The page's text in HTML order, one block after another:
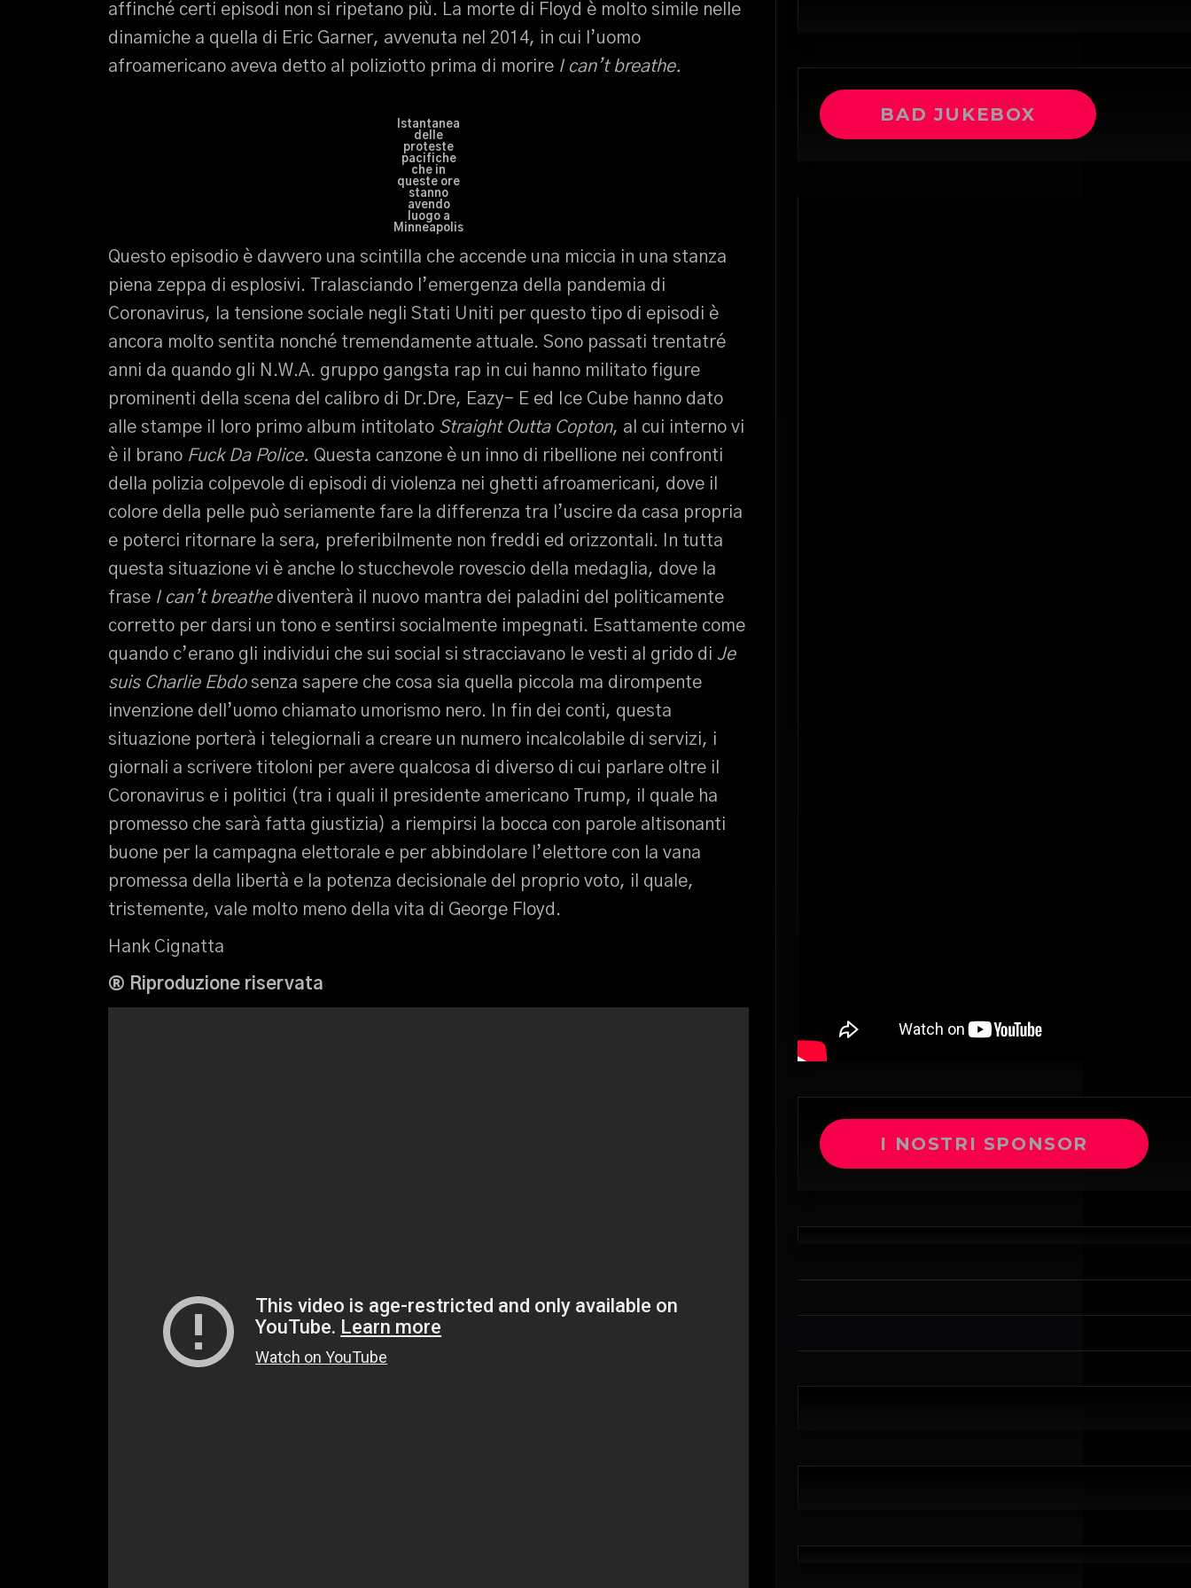
affinché certi episodi non si ripetano più. La morte di Floyd è molto simile nelle
dinamiche a quella di Eric Garner, avvenuta nel 2014, in cui l’uomo
afroamericano aveva detto al poliziotto prima di morire I can’t breathe.
Istantanea
delle
proteste
pacifiche
che in
queste ore
stanno
avendo
luogo a
Minneapolis
Questo episodio è davvero una scintilla che accende una miccia in una stanza
piena zeppa di esplosivi. Tralasciando l’emergenza della pandemia di
Coronavirus, la tensione sociale negli Stati Uniti per questo tipo di episodi è
ancora molto sentita nonché tremendamente attuale. Sono passati trentatré
anni da quando gli N.W.A. gruppo gangsta rap in cui hanno militato figure
prominenti della scena del calibro di Dr.Dre, Eazy- E ed Ice Cube hanno dato
alle stampe il loro primo album intitolato Straight Outta Copton, al cui interno vi
è il brano Fuck Da Police. Questa canzone è un inno di ribellione nei confronti
della polizia colpevole di episodi di violenza nei ghetti afroamericani, dove il
colore della pelle può seriamente fare la differenza tra l’uscire da casa propria
e poterci ritornare la sera, preferibilmente non freddi ed orizzontali. In tutta
questa situazione vi è anche lo stucchevole rovescio della medaglia, dove la
frase I can’t breathediventerà il nuovo mantra dei paladini del politicamente
corretto per darsi un tono e sentirsi socialmente impegnati. Esattamente come
quando c’erano gli individui che sui social si stracciavano le vesti al grido di Je
suis Charlie Ebdosenza sapere che cosa sia quella piccola ma dirompente
invenzione dell’uomo chiamato umorismo nero. In fin dei conti, questa
situazione porterà i telegiornali a creare un numero incalcolabile di servizi, i
giornali a scrivere titoloni per avere qualcosa di diverso di cui parlare oltre il
Coronavirus e i politici (tra i quali il presidente americano Trump, il quale ha
promesso che sarà fatta giustizia) a riempirsi la bocca con parole altisonanti
buone per la campagna elettorale e per abbindolare l’elettore con la vana
promessa della libertà e la potenza decisionale del proprio voto, il quale,
tristemente, vale molto meno della vita di George Floyd.
Hank Cignatta
® Riproduzione riservata
BAD JUKEBOX
I NOSTRI SPONSOR